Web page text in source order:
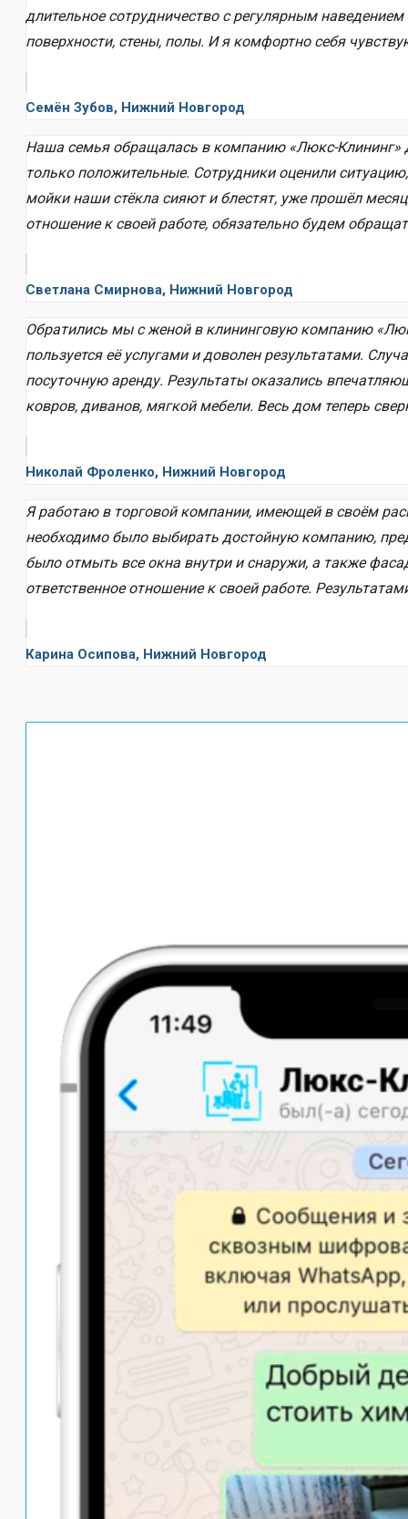
длительное сотрудничество с регулярным
поверхности, стены, полы. И я комфортно себя
Семён Зубов, Нижний Новгород
Наша семья обращалась в компанию «Люкс-Клининг»
только положительные. Сотрудники оценили
мойки наши стёкла сияют и блестят, уже прошёл
отношение к своей работе, обязательно будем
Светлана Смирнова, Нижний Новгород
Обратились мы с женой в клининговую компанию
пользуется её услугами и доволен результатами.
посуточную аренду. Результаты оказались
ковров, диванов, мягкой мебели. Весь дом теперь
Николай Фроленко, Нижний Новгород
Я работаю в торговой компании, имеющей в своём
необходимо было выбирать достойную компанию,
было отмыть все окна внутри и снаружи, а также
ответственное отношение к своей работе.
Карина Осипова, Нижний Новгород